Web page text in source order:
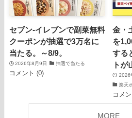
セブン‐イレブンで副菜無料
クーポンが抽選で3万名に
当たる。～8/9。
2026年8月9日 抽選で当たる
コメント (0)
金・
を
する
トが
2026
楽天
コメ
MORE